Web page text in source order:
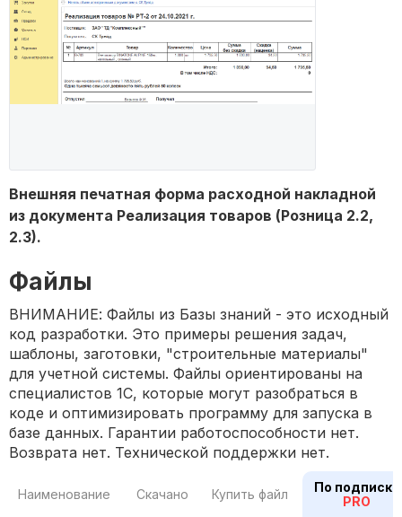
Внешняя печатная форма расходной накладной
из документа Реализация товаров (Розница 2.2,
2.3).
Файлы
ВНИМАНИЕ: Файлы из Базы знаний - это исходный
код разработки. Это примеры решения задач,
шаблоны, заготовки, "строительные материалы"
для учетной системы. Файлы ориентированы на
специалистов 1С, которые могут разобраться в
коде и оптимизировать программу для запуска в
базе данных. Гарантии работоспособности нет.
Возврата нет. Технической поддержки нет.
Наименование Скачано Купить файл
По подписке
PRO